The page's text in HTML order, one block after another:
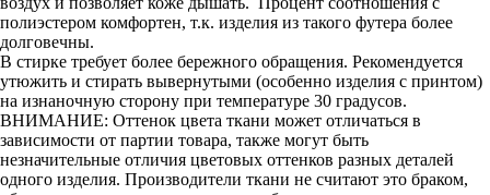
полиэстером комфортен, т.к. изделия из такого футера более
долговечны.
В стирке требует более бережного обращения. Рекомендуется
утюжить и стирать вывернутыми (особенно изделия с принтом)
на изнаночную сторону при температуре 30 градусов.
ВНИМАНИЕ: Оттенок цвета ткани может отличаться в
зависимости от партии товара, также могут быть
незначительные отличия цветовых оттенков разных деталей
одного изделия. Производители ткани не считают это браком,